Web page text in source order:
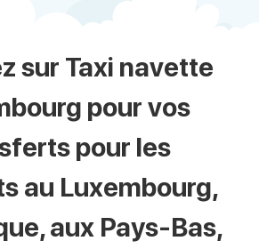
sur Taxi navette
pour vos
pour les
au Luxembourg,
aux Pays-Bas,